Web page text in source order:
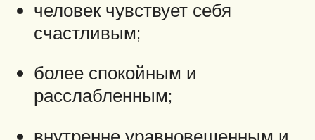
человек чувствует себя
счастливым;
более спокойным и
расслабленным;